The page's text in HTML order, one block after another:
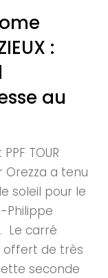
:
au
TOUR
Orezza a tenu
soleil pour le
Philippe
Le carré
offert de très
seconde